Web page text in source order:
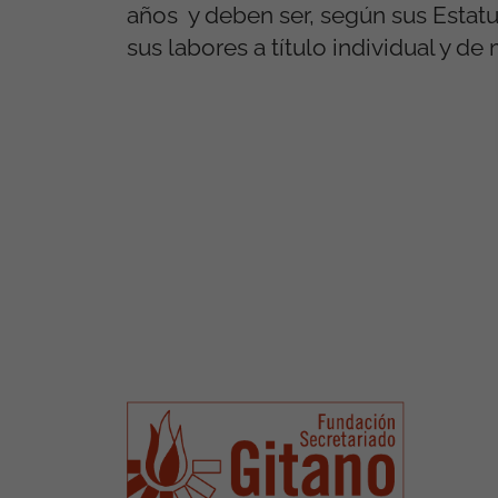
años y deben ser, según sus
sus labores a título individual y de